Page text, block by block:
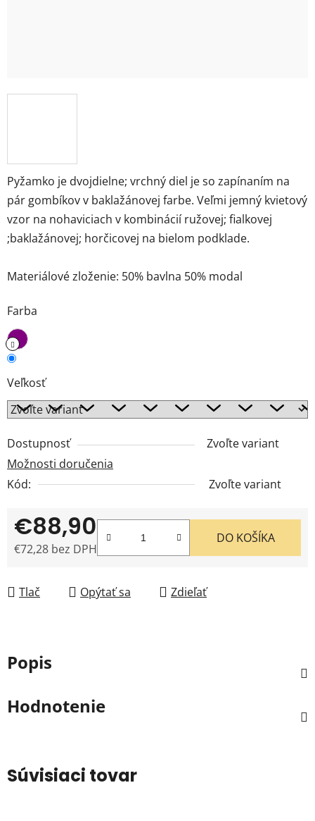
Pyžamko je dvojdielne; vrchný diel je so zapínaním na
pár gombíkov v baklažánovej farbe. Veľmi jemný kvietový
vzor na nohaviciach v kombinácií ružovej; fialkovej
;baklažánovej; horčicovej na bielom podklade.
Materiálové zloženie: 50% bavlna 50% modal
Farba
Veľkosť
Dostupnosť
Zvoľte variant
Možnosti doručenia
Kód:
Zvoľte variant
€88,90
€72,28 bez DPH
DO KOŠÍKA
Tlač Opýtať sa Zdieľať
Popis
Hodnotenie
Súvisiaci tovar